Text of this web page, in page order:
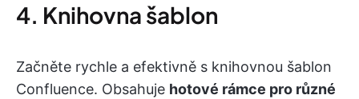
4. Knihovna šablon
Začněte rychle a efektivně s knihovnou šablon
Confluence. Obsahuje hotové rámce pro různé